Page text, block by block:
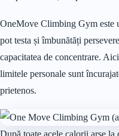
mare. Chiar dacă este la doar
siguranță veți aprecia mâncarea
veți fi serviți.
16. Red Motor
LaRed Motormicii și marii